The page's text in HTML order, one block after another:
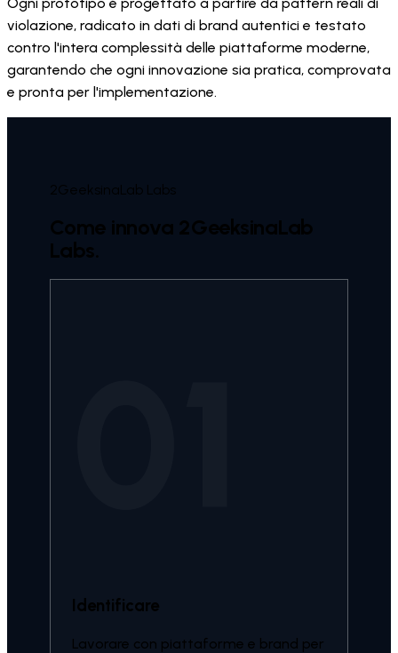
violazione, radicato in dati di brand autentici e testato
contro l'intera complessità delle piattaforme moderne,
garantendo che ogni innovazione sia pratica, comprovata
e pronta per l'implementazione.
2GeeksinaLab Labs
Come innova 2GeeksinaLab
Labs.
Identificare
Lavorare con piattaforme e brand per